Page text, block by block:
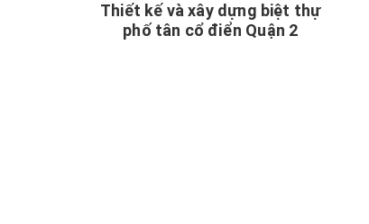
Thiết kế và xây dựng biệt thự
phố tân cổ điển Quận 2